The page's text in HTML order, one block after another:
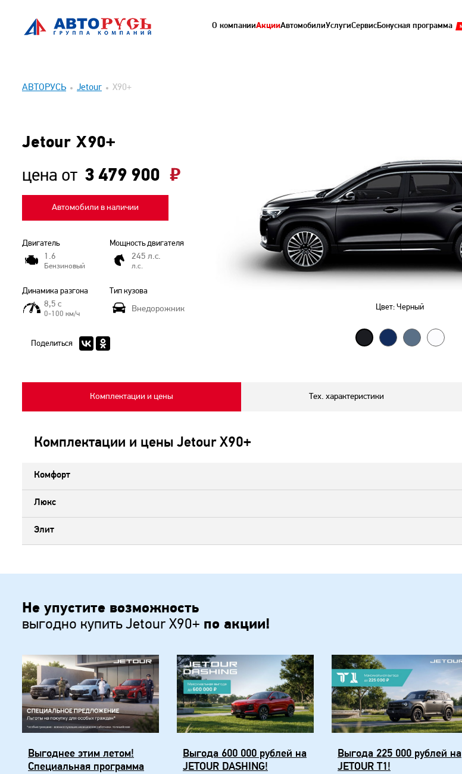
О компанииАкцииАвтомобилиУслугиСервисБонусная программа
АВТОРУСЬ Jetour X90+
Jetour X90+
цена от 3 479 900
Автомобили в наличии
Двигатель
1.6
Бензиновый
Мощность двигателя
245 л.с.
л.с.
Динамика разгона
8,5 с
0-100 км/ч
Тип кузова
Внедорожник
Поделиться
Цвет:Черный
Комплектации и цены Тех. характеристики
Комплектации и цены Jetour X90+
Комфорт
Люкс
Элит
Не упустите возможность
выгодно купить Jetour X90+ по акции!
Выгоднее этим летом!
Специальная программа
Выгода 600 000 рублей на
JETOUR DASHING!
Выгода 225 000 рублей на
JETOUR T1!